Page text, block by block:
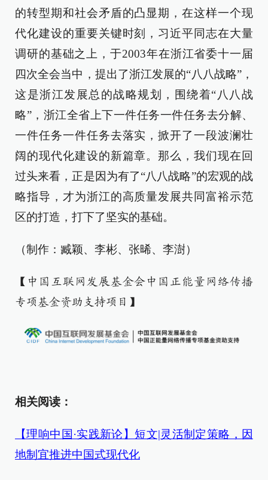
的转型期和社会矛盾的凸显期，在这样一个现
代化建设的重要关键时刻，习近平同志在大量
调研的基础之上，于2003年在浙江省委十一届
四次全会当中，提出了浙江发展的“八八战略”，
这是浙江发展总的战略规划，围绕着“八八战
略”，浙江全省上下一件任务一件任务去分解、
一件任务一件任务去落实，掀开了一段波澜壮
阔的现代化建设的新篇章。那么，我们现在回
过头来看，正是因为有了“八八战略”的宏观的战
略指导，才为浙江的高质量发展共同富裕示范
区的打造，打下了坚实的基础。
（制作：臧颖、李彬、张晞、李澍）
【中国互联网发展基金会中国正能量网络传播
专项基金资助支持项目】
相关阅读：
【理响中国·实践新论】短文|灵活制定策略，因
地制宜推进中国式现代化